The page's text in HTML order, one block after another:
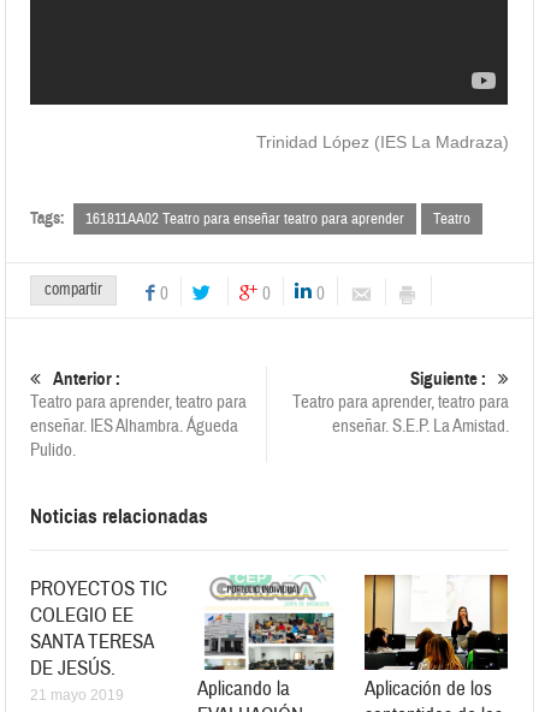
Trinidad López (IES La Madraza)
Tags: 161811AA02 Teatro para enseñar teatro para aprender Teatro
compartir 0 0 0
Anterior :
Teatro para aprender, teatro para
enseñar. IES Alhambra. Águeda
Pulido.
Siguiente :
Teatro para aprender, teatro para
enseñar. S.E.P. La Amistad.
Noticias relacionadas
PROYECTOS TIC
COLEGIO EE
SANTA TERESA
DE JESÚS.
21 mayo 2019
Aplicando la
Aplicación de los